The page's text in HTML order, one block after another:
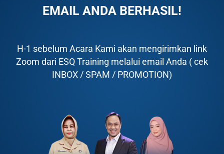
EMAIL ANDA BERHASIL!
H-1 sebelum Acara Kami akan mengirimkan link
Zoom dari ESQ Training melalui email Anda ( cek
INBOX / SPAM / PROMOTION)